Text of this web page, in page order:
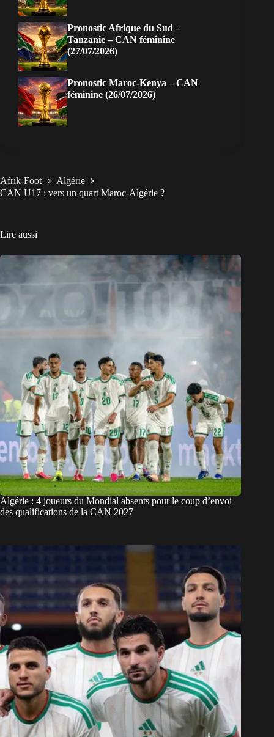
Pronostic Afrique du Sud –
Tanzanie – CAN féminine
(27/07/2026)
Pronostic Maroc-Kenya – CAN
féminine (26/07/2026)
Afrik-Foot
Algérie
CAN U17 : vers un quart Maroc-Algérie ?
Lire aussi
Algérie : 4 joueurs du Mondial absents pour le coup d’envoi
des qualifications de la CAN 2027